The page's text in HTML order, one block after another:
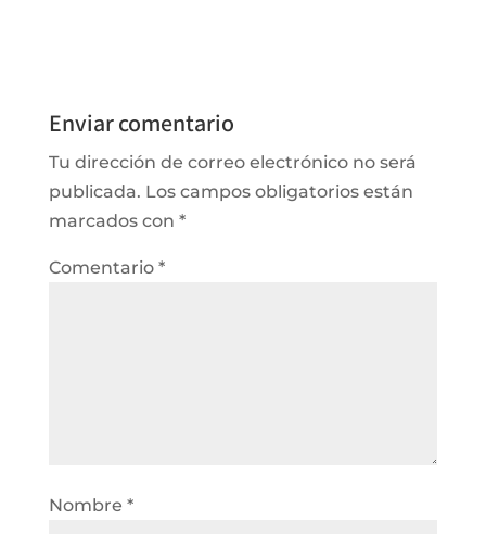
Enviar comentario
Tu dirección de correo electrónico no será
publicada. Los campos obligatorios están
marcados con *
Comentario *
Nombre *